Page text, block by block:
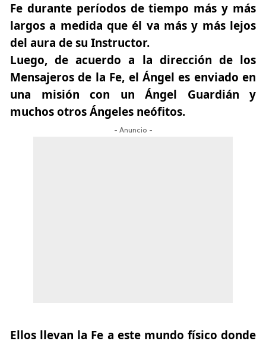
Fe durante períodos de tiempo más y más
largos a medida que él va más y más lejos
del aura de su Instructor.
Luego, de acuerdo a la dirección de los
Mensajeros de la Fe, el Ángel es enviado en
una misión con un Ángel Guardián y
muchos otros Ángeles neófitos.
- Anuncio -
Ellos llevan la Fe a este mundo físico donde